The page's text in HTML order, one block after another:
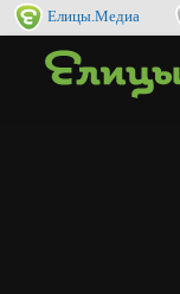
Елицы.Медиа